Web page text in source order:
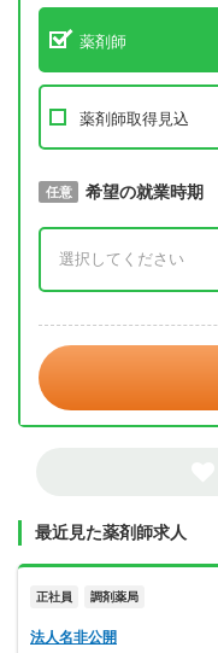
薬剤師
薬剤師取得見込
必須 取得予定年
任意 希望の就業時期
最近見た薬剤師求人
正社員 調剤薬局
法人名非公開